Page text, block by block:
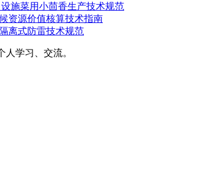
施菜用小茴香生产技术规范
资源价值核算技术指南
离式防雷技术规范
学习、交流。